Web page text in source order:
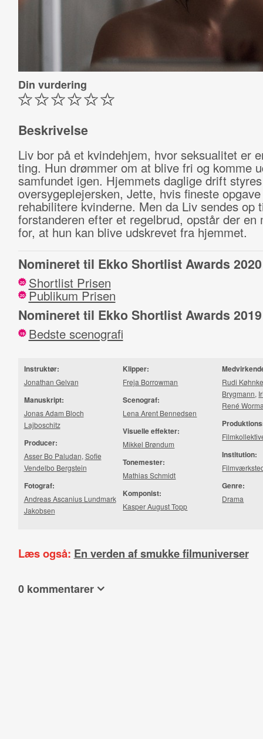
Din vurdering
Beskrivelse
Liv bor på et kvindehjem, hvor seksualitet er
ting. Hun drømmer om at blive fri og komme
samfundet igen. Hjemmets daglige drift
oversygeplejersken, Jette, hvis fineste
rehabilitere kvinderne. Men da Liv sendes op
forstanderen efter et regelbrud, opstår der en
for, at hun kan blive udskrevet fra hjemmet.
Nomineret til Ekko Shortlist Awards 2020
20 Shortlist Prisen
20 Publikum Prisen
Nomineret til Ekko Shortlist Awards 2019
19 Bedste scenografi
Instruktør:
Jonathan Gelvan
Manuskript:
Jonas Adam Bloch
Lajboschitz
Producer:
Asser Bo Paludan, Sofie
Vendelbo Bergstein
Fotograf:
Andreas Ascanius Lundmark
Jakobsen
Klipper:
Freja Borrowman
Scenograf:
Lena Arent Bennedsen
Visuelle effekter:
Mikkel Brøndum
Tonemester:
Mathias Schmidt
Komponist:
Kasper August Topp
Rudi
Brygmann,
René
Institution:
Genre:
Drama
Læs også: En verden af smukke filmuniverser
0 kommentarer